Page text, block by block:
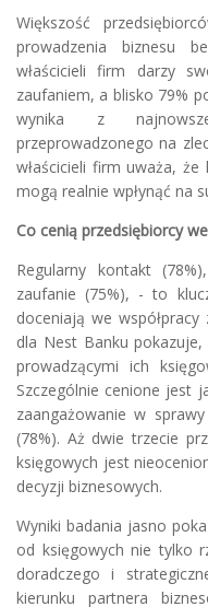
Większość
prowadzenia biznesu
właścicieli firm darzy
zaufaniem, a blisko 79%
wynika z
przeprowadzonego na
właścicieli firm uważa,
mogą realnie wpłynąć na
Co cenią przedsiębiorcy
Regularny kontakt
zaufanie (75%), - to
doceniają we
dla Nest Banku
prowadzącymi ich
Szczególnie cenione jest
zaangażowanie w
(78%). Aż dwie trzecie
księgowych jest
decyzji biznesowych.
Wyniki badania jasno
od księgowych nie tylko
doradczego i
kierunku partnera